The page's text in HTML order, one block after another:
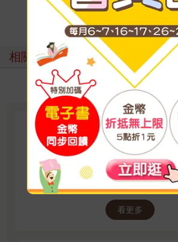
寫評價
相關主題
考試 × 語言 × 故
從考場到職場，語言與故事力同
關，語言帶你出發，故事成就影響力 語言書展
面三折起
看更多